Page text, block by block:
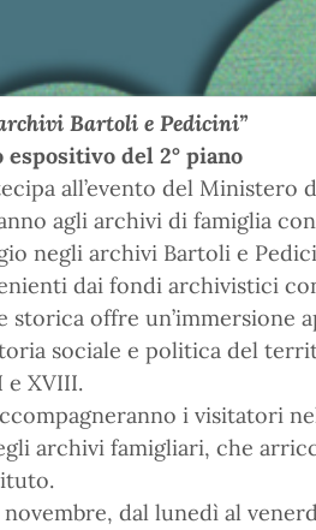
Bartoli e Pedicini”
del 2° piano
all’evento del Ministero
agli archivi di famiglia
negli archivi Bartoli e
dai fondi archivistici
offre un’immersione
sociale e politica del
XVIII.
i visitatori
archivi famigliari, che
dal lunedì al